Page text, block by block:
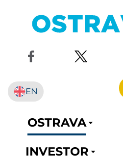
EN
OSTRAVA
INVESTOR